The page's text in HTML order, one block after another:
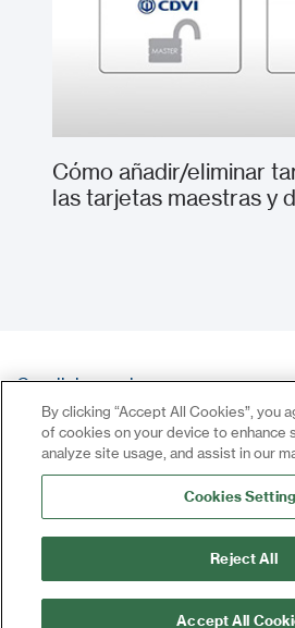
Cómo añadir/eliminar
las tarjetas maestras y
Condiciones de uso
Política de privacidad
Contacto
Iniciar sesión
©2024 Todos los derechos
By clicking “Accept All Cookies”, you
of cookies on your device to enhance
analyze site usage, and assist in our
Cookies
Reject All
Accept All